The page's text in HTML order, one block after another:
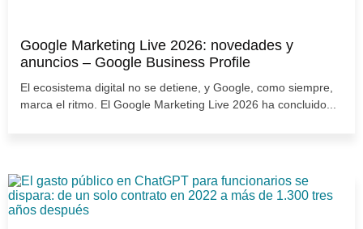
Google Marketing Live 2026: novedades y
anuncios – Google Business Profile
El ecosistema digital no se detiene, y Google, como siempre,
marca el ritmo. El Google Marketing Live 2026 ha concluido...